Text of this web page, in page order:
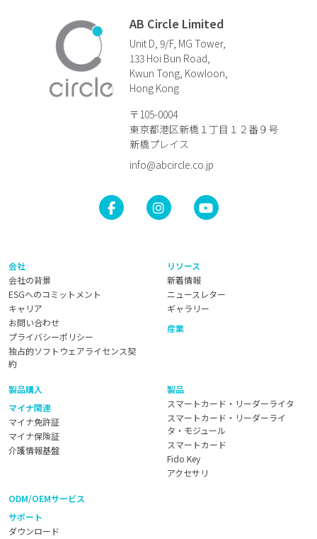
AB Circle Limited
Unit D, 9/F, MG Tower,
133 Hoi Bun Road,
Kwun Tong, Kowloon,
Hong Kong
〒105-0004
東京都港区新橋１丁目１２番９号
新橋プレイス
info@abcircle.co.jp
会社
会社の背景
ESGへのコミットメント
キャリア
お問い合わせ
プライバシーポリシー
独占的ソフトウェアライセンス契
約
リソース
新着情報
ニュースレター
ギャラリー
産業
製品購入
マイナ関連
マイナ免許証
マイナ保険証
介護情報基盤
製品
スマートカード・リーダーライタ
スマートカード・リーダーライ
タ・モジュール
スマートカード
Fido Key
アクセサリ
ODM/OEMサービス
サポート
ダウンロード